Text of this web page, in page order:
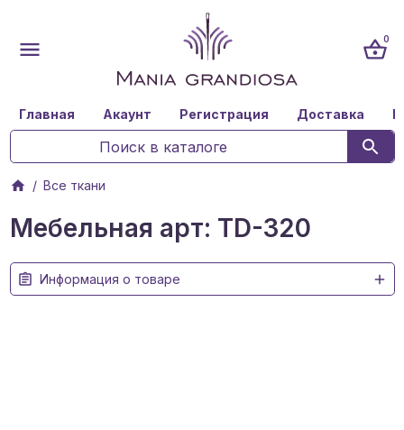
0
Главная Акаунт Регистрация Доставка
Все ткани
Мебельная арт: TD-320
Информация о товаре